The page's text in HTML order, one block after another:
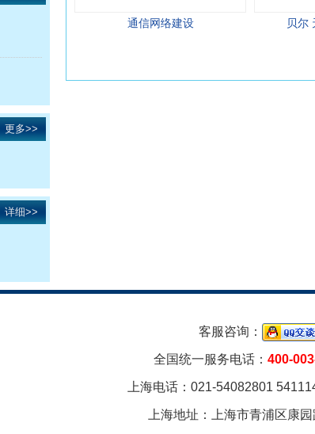
更多>>
详细>>
通信网络建设 贝尔
客服咨询：
全国统一服务电话： 400-
上海电话：021-54082801
上海地址：上海市青浦区康